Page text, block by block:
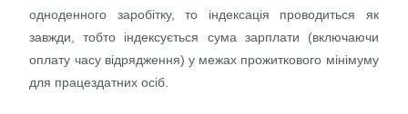
одноденного заробітку, то індексація проводиться як
завжди, тобто індексується сума зарплати (включаючи
оплату часу відрядження) у межах прожиткового мінімуму
для працездатних осіб.